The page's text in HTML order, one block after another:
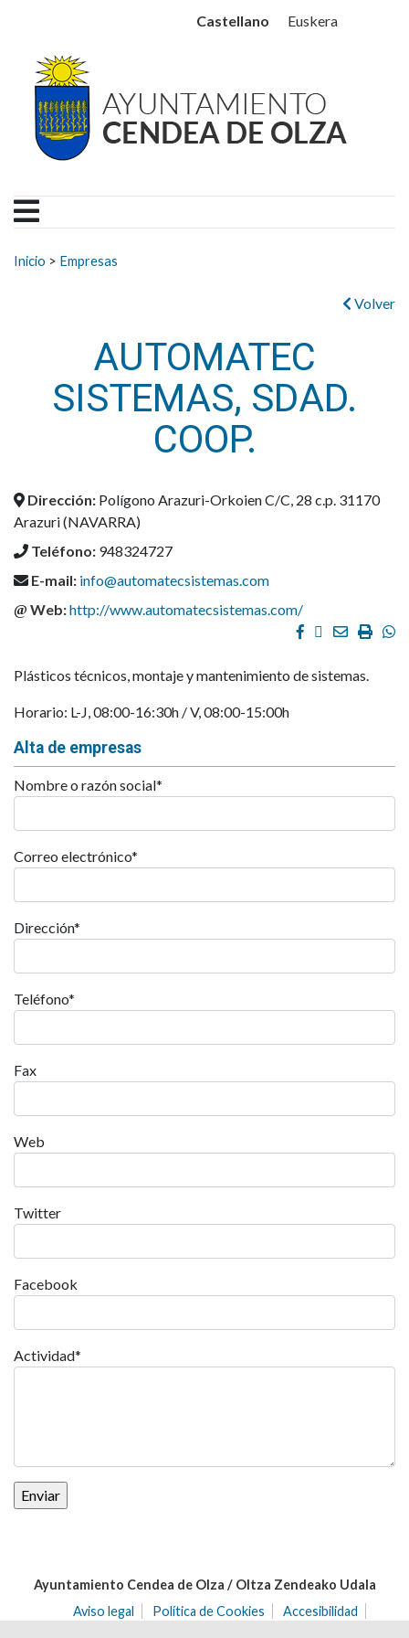
Ayuntamiento Cendea
Castellano Euskera
Buscar:
Inicio > Empresas
Volver
AUTOMATEC
SISTEMAS, SDAD.
COOP.
Dirección: Polígono Arazuri-Orkoien C/C, 28 c.p. 31170
Arazuri (NAVARRA)
Teléfono: 948324727
E-mail: info@automatecsistemas.com
Web:http://www.automatecsistemas.com/
Facebook
Twitter
Email
Plásticos técnicos, montaje y mantenimiento de sistemas.
Horario: L-J, 08:00-16:30h / V, 08:00-15:00h
Alta de empresas
Nombre o razón social*
Correo electrónico*
Dirección*
Teléfono*
Fax
Web
Twitter
Facebook
Actividad*
Ayuntamiento Cendea de Olza / Oltza Zendeako Udala
Aviso legal
Política de Cookies
Accesibilidad